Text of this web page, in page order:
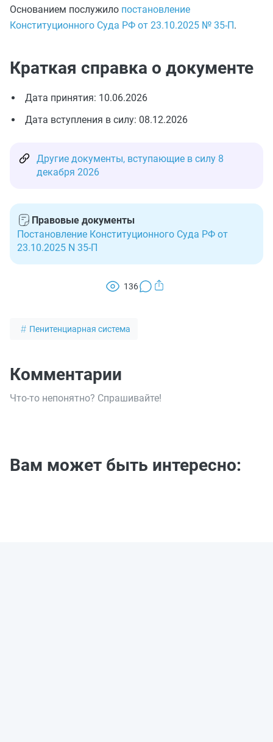
Основанием послужило постановление
Конституционного Суда РФ от 23.10.2025 № 35-П.
Краткая справка о документе
Дата принятия: 10.06.2026
Дата вступления в силу: 08.12.2026
Другие документы, вступающие в силу 8
декабря 2026
Правовые документы
Постановление Конституционного Суда РФ от
23.10.2025 N 35-П
136
Пенитенциарная система
Комментарии
Что-то непонятно? Спрашивайте!
Вам может быть интересно: